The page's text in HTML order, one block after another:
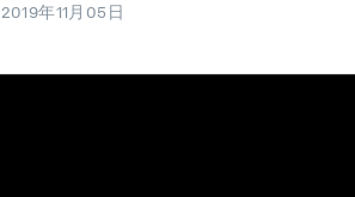
2019年11月05日